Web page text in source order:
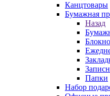
Канцтовары
Бумажная
Назад
Папки
Набор